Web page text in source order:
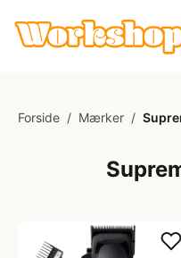
Forside / Mærker /